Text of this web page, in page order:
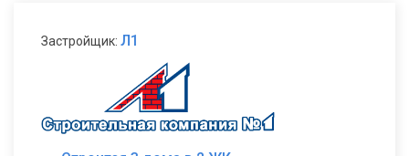
Застройщик: Л1